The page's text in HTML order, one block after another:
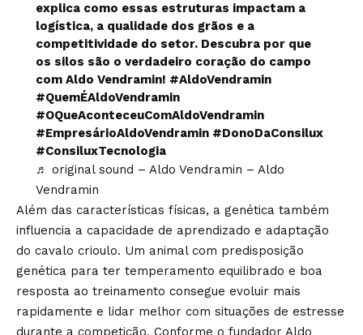
explica como essas estruturas impactam a
logística, a qualidade dos grãos e a
competitividade do setor. Descubra por que
os silos são o verdadeiro coração do campo
com Aldo Vendramin! #AldoVendramin
#QuemÉAldoVendramin
#OQueAconteceuComAldoVendramin
#EmpresárioAldoVendramin #DonoDaConsilux
#ConsiluxTecnologia
♬ original sound – Aldo Vendramin – Aldo
Vendramin
Além das características físicas, a genética também
influencia a capacidade de aprendizado e adaptação
do cavalo crioulo. Um animal com predisposição
genética para ter temperamento equilibrado e boa
resposta ao treinamento consegue evoluir mais
rapidamente e lidar melhor com situações de estresse
durante a competição. Conforme o fundador Aldo